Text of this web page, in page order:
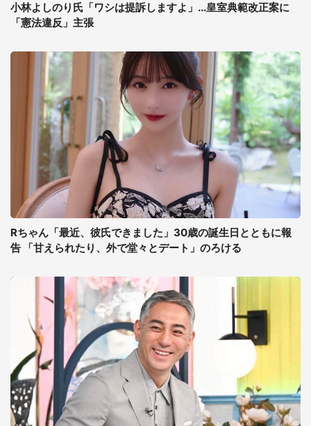
小林よしのり氏「ワシは提訴しますよ」...皇室典範改正案に
「憲法違反」主張
Rちゃん「最近、彼氏できました」30歳の誕生日とともに報
告 「甘えられたり、外で堂々とデート」のろける